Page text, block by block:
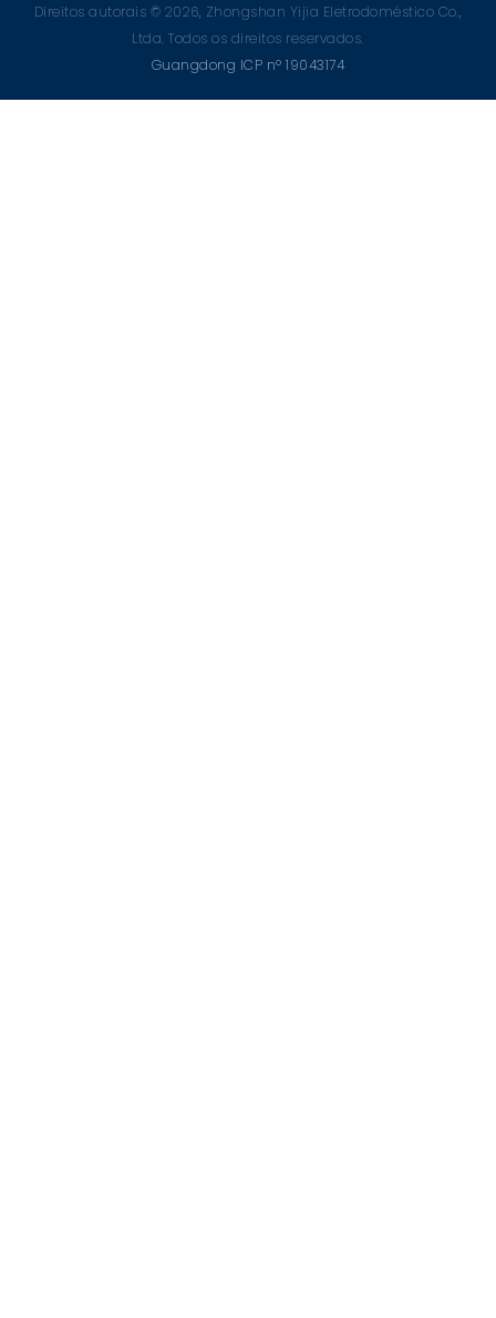
Direitos autorais © 2026, Zhongshan Yijia Eletrodoméstico Co.,
Ltda. Todos os direitos reservados.
Guangdong ICP nº 19043174